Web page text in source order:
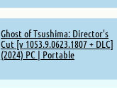
Ghost of Tsushima: Director's
Cut [v 1053.9.0623.1807 + DLC]
(2024) PC | Portable